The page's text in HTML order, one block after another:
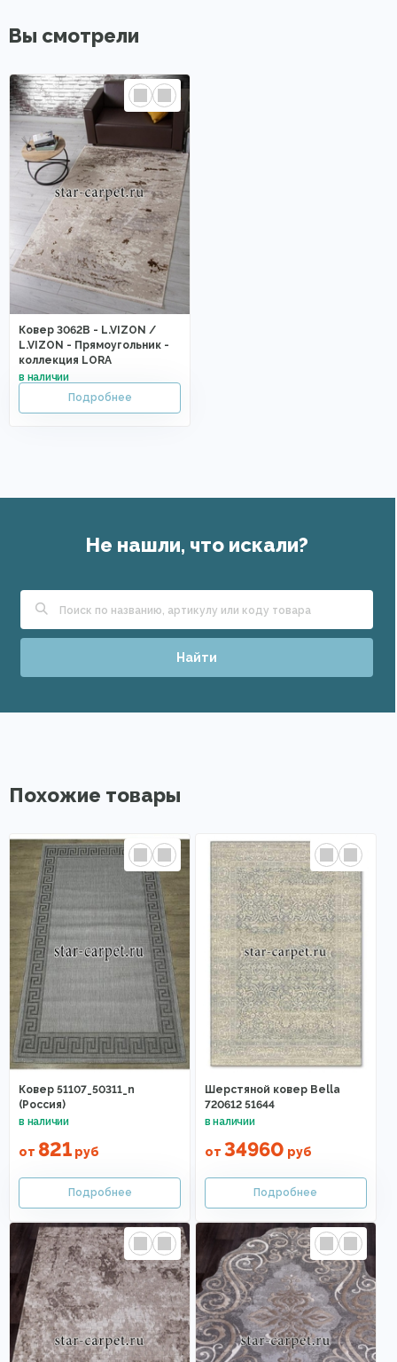
Вы смотрели
Ковер 3062B - L.VIZON /
L.VIZON - Прямоугольник -
коллекция LORA
Не нашли, что искали?
Найти
Похожие товары
Ковер 51107_50311_n
(Россия)
от 821 руб
Шерстяной ковер Bella
720612 51644
от 34960 руб